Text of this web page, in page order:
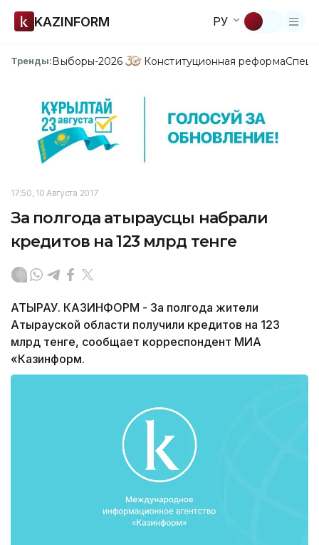
KAZINFORM РУ
Тренды:Выборы-2026 Конституционная реформа
17:50, 10 Августа 2017
За полгода атыраусцы набрали
кредитов на 123 млрд тенге
АТЫРАУ. КАЗИНФОРМ - За полгода жители
Атырауской области получили кредитов на 123
млрд тенге, сообщает корреспондент МИА
«Казинформ.